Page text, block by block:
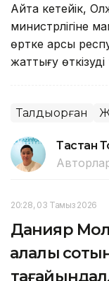
Айта кетейік,
министрлігіне
өртке қарсы
жаттығу өткізуді
Талдықорған
Тастан
20:28, 03 Тамыз 2026
Данияр
қалалық